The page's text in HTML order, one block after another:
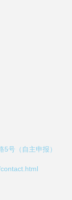
号（自主申报）